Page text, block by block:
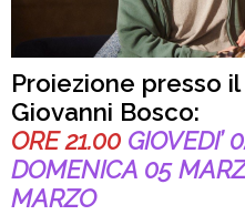
Proiezione presso
Giovanni Bosco:
ORE 21.00 GIOVEDI’
DOMENICA 05
MARZO